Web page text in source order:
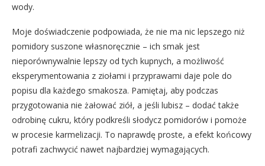
wody.
Moje doświadczenie podpowiada, że nie ma nic lepszego niż
pomidory suszone własnoręcznie – ich smak jest
nieporównywalnie lepszy od tych kupnych, a możliwość
eksperymentowania z ziołami i przyprawami daje pole do
popisu dla każdego smakosza. Pamiętaj, aby podczas
przygotowania nie żałować ziół, a jeśli lubisz – dodać także
odrobinę cukru, który podkreśli słodycz pomidorów i pomoże
w procesie karmelizacji. To naprawdę proste, a efekt końcowy
potrafi zachwycić nawet najbardziej wymagających.